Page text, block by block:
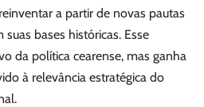
a partir de novas pautas
bases históricas. Esse
da política cearense, mas ganha
à relevância estratégica do